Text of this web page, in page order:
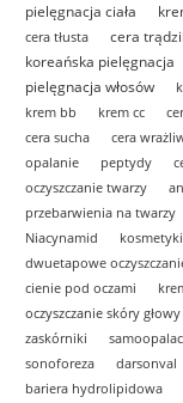
pielęgnacja ciała
cera tłusta
cera
koreańska pielęgnacja
pielęgnacja włosów
krem bb
krem cc
cera sucha
cera
opalanie peptydy
oczyszczanie twarzy
przebarwienia na twarzy
Niacynamid
dwuetapowe
cienie pod oczami
oczyszczanie skóry głowy
zaskórniki
sonoforeza
darsonval
bariera hydrolipidowa